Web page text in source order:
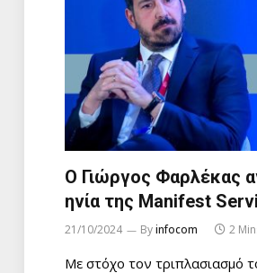
Ο Γιώργος Φαρλέκας
ηνία της Manifest
21/10/2024 Byinfocom 2
Με στόχο τον τριπλασιασμό